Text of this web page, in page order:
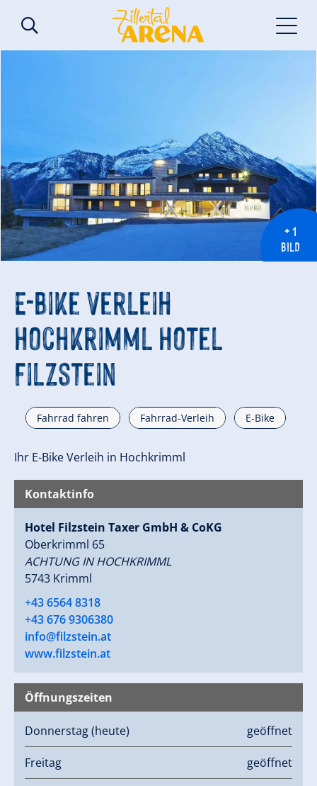
+ 1
BILD
E-Bike Verleih
Hochkrimml Hotel
Filzstein
Fahrrad fahren Fahrrad-Verleih E-Bike
Ihr E-Bike Verleih in Hochkrimml
Kontaktinfo
Hotel Filzstein Taxer GmbH & CoKG
Oberkrimml 65
ACHTUNG IN HOCHKRIMML
5743 Krimml
+43 6564 8318
+43 676 9306380
info@filzstein.at
www.filzstein.at
Öffnungszeiten
Donnerstag(heute) geöffnet
Freitag geöffnet